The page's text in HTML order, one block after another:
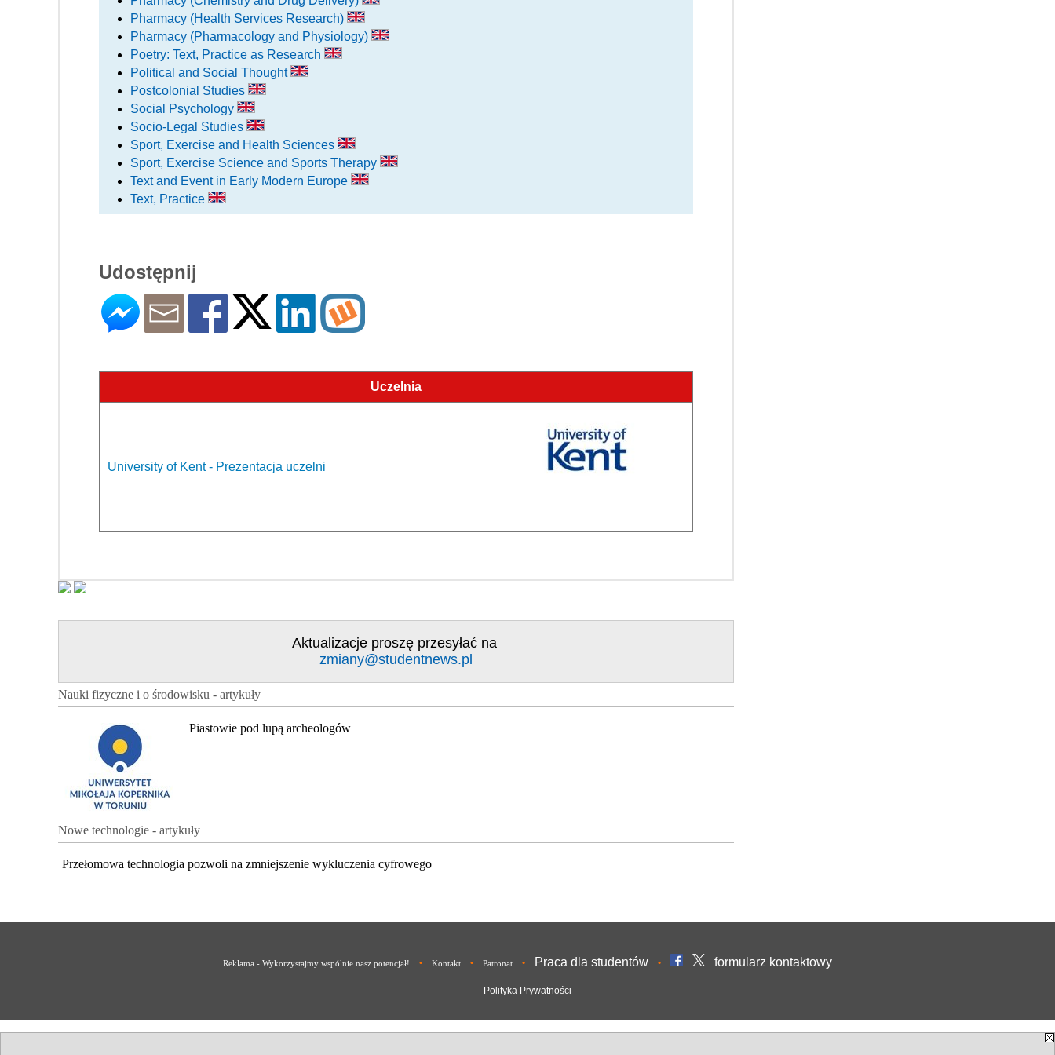
Pharmacy (Health Services Research)
Pharmacy (Pharmacology and Physiology)
Poetry: Text, Practice as Research
Political and Social Thought
Postcolonial Studies
Social Psychology
Socio-Legal Studies
Sport, Exercise and Health Sciences
Sport, Exercise Science and Sports Therapy
Text and Event in Early Modern Europe
Text, Practice
Udostępnij
Uczelnia
University of Kent - Prezentacja uczelni
Aktualizacje proszę przesyłać na
zmiany@studentnews.pl
Nauki fizyczne i o środowisku - artykuły
Piastowie pod lupą archeologów
Nowe technologie - artykuły
Przełomowa technologia pozwoli na zmniejszenie wykluczenia cyfrowego
Reklama - Wykorzystajmy wspólnie nasz potencjał! • Kontakt • Patronat • Praca dla studentów • formularz kontaktowy
Polityka Prywatności